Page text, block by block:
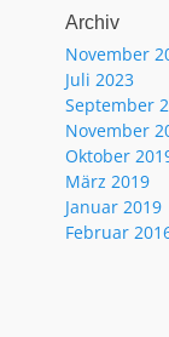
Archiv
November
Juli 2023
September
November
Oktober
März 2019
Januar 2019
Februar